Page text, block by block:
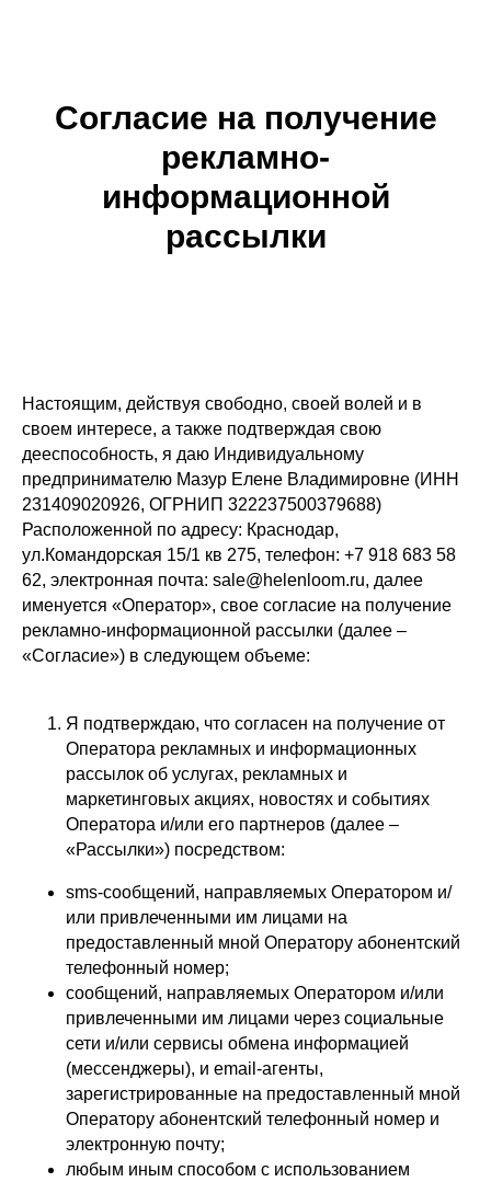
Согласие на получение
рекламно-
информационной
рассылки
Настоящим, действуя свободно, своей волей и в
своем интересе, а также подтверждая свою
дееспособность, я даю Индивидуальному
предпринимателю Мазур Елене Владимировне (ИНН
231409020926, ОГРНИП 322237500379688)
Расположенной по адресу: Краснодар,
ул.Командорская 15/1 кв 275, телефон: +7 918 683 58
62, электронная почта: sale@helenloom.ru, далее
именуется «Оператор», свое согласие на получение
рекламно-информационной рассылки (далее –
«Согласие») в следующем объеме:
Я подтверждаю, что согласен на получение от
Оператора рекламных и информационных
рассылок об услугах, рекламных и
маркетинговых акциях, новостях и событиях
Оператора и/или его партнеров (далее –
«Рассылки») посредством:
sms-сообщений, направляемых Оператором и/
или привлеченными им лицами на
предоставленный мной Оператору абонентский
телефонный номер;
сообщений, направляемых Оператором и/или
привлеченными им лицами через социальные
сети и/или сервисы обмена информацией
(мессенджеры), и email-агенты,
зарегистрированные на предоставленный мной
Оператору абонентский телефонный номер и
электронную почту;
любым иным способом с использованием